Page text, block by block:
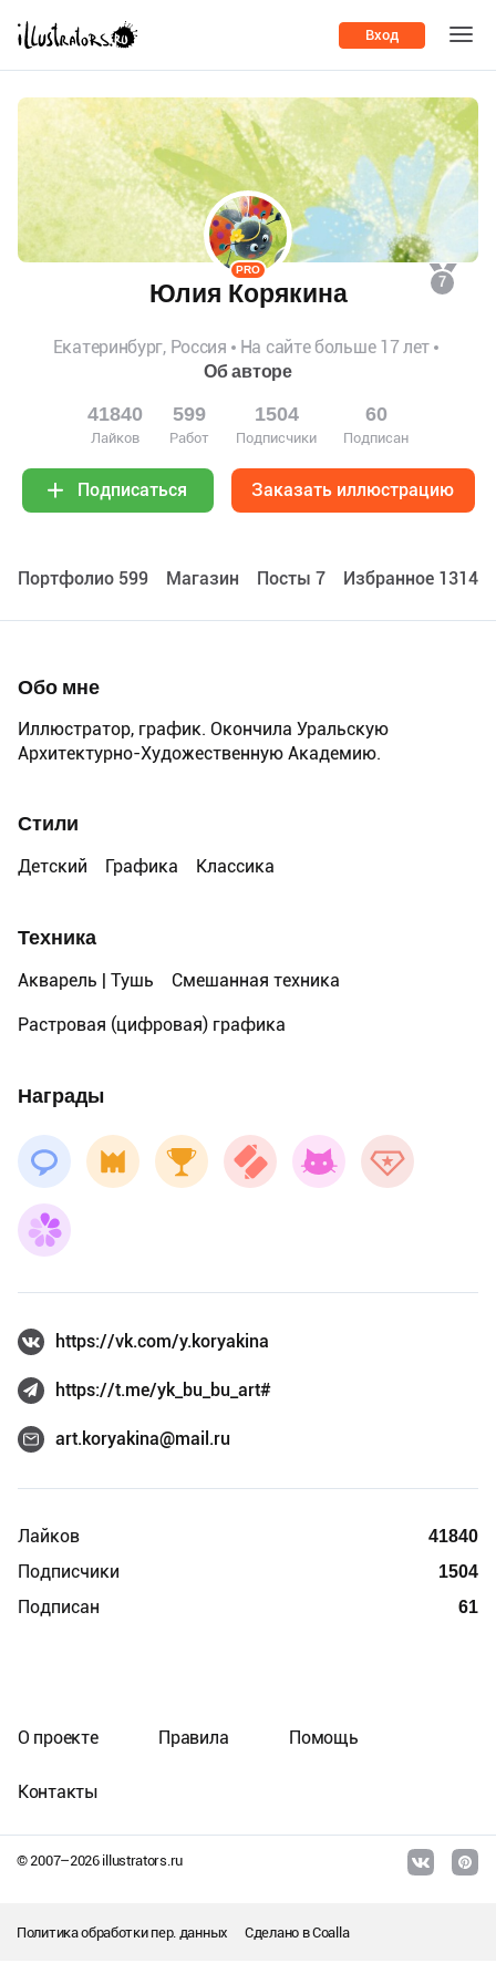
Вход
7
PRO
Юлия Корякина
Екатеринбург, Россия
На сайте больше 17 лет
Об авторе
41840
Лайков
599
Работ
1504
Подписчики
60
Подписан
Подписаться Заказать иллюстрацию
Портфолио 599 Maгазин Посты 7 Избранное 13144
Обо мне
Иллюстратор, график. Окончила Уральскую
Архитектурно-Художественную Академию.
Стили
Детский Графика Классика
Техника
Акварель | Тушь Смешанная техника
Растровая (цифровая) графика
Награды
Лайков
41840
Подписчики
1504
Подписан
61
https://vk.com/y.koryakina
https://t.me/yk_bu_bu_art#
art.koryakina@mail.ru
© 2007–2026illustrators.ru
О проекте Правила Помощь
Контакты
Политика обработки пер. данных Сделано вCoalla